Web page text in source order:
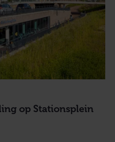
op Stationsplein